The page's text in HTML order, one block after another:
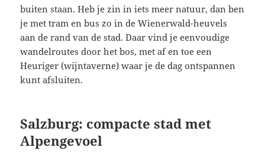
buiten staan. Heb je zin in iets meer natuur, dan ben
je met tram en bus zo in de Wienerwald-heuvels
aan de rand van de stad. Daar vind je eenvoudige
wandelroutes door het bos, met af en toe een
Heuriger (wijntaverne) waar je de dag ontspannen
kunt afsluiten.
Salzburg: compacte stad met
Alpengevoel